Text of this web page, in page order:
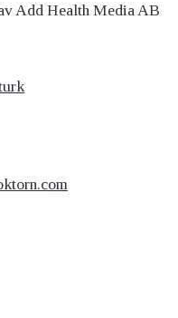
Add Health Media AB